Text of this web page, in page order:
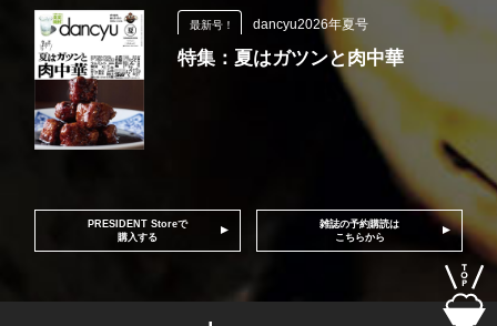
最新号！ dancyu2026年夏号
特集：夏はガツンと肉中華
PRESIDENT Storeで
購入する
雑誌の予約購読は
こちらから